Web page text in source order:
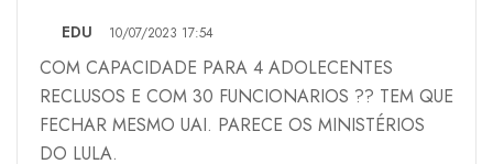
EDU 10/07/2023 17:54
COM CAPACIDADE PARA 4 ADOLECENTES
RECLUSOS E COM 30 FUNCIONARIOS ?? TEM QUE
FECHAR MESMO UAI. PARECE OS MINISTÉRIOS
DO LULA.